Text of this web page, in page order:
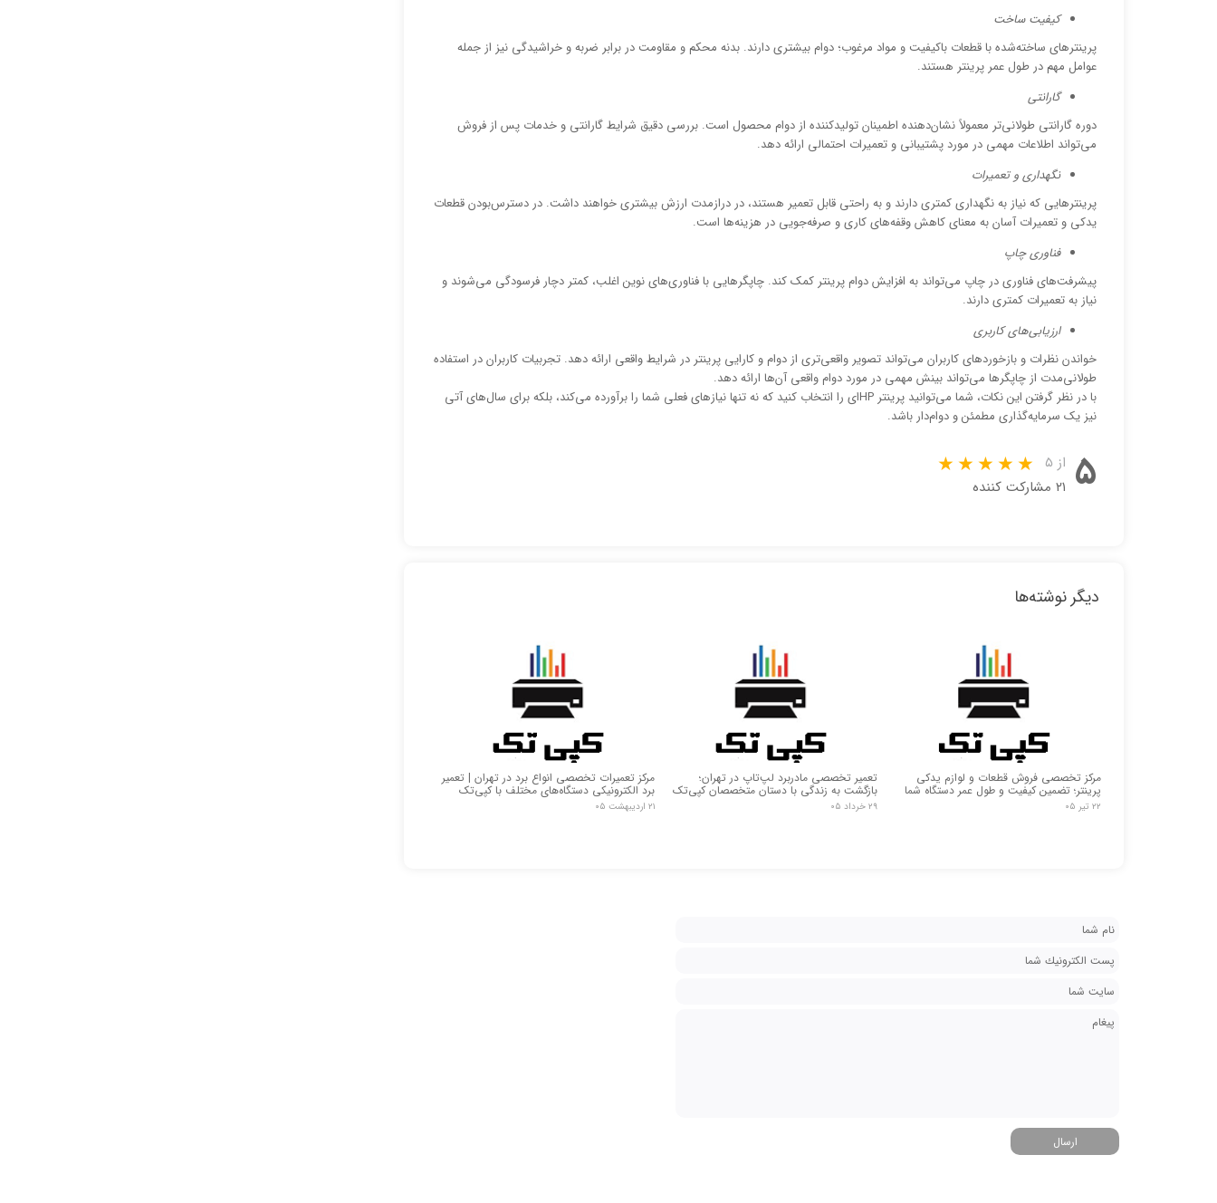
کیفیت ساخت
پرینترهای ساخته‌شده با قطعات باکیفیت و مواد مرغوب؛ دوام بیشتری دارند. بدنه محکم و مقاومت در برابر ضربه و خراشیدگی نیز از جمله
عوامل مهم در طول عمر پرینتر هستند.
گارانتی
دوره گارانتی طولانی‌تر معمولاً نشان‌دهنده اطمینان تولیدکننده از دوام محصول است. بررسی دقیق شرایط گارانتی و خدمات پس از فروش
می‌تواند اطلاعات مهمی در مورد پشتیبانی و تعمیرات احتمالی ارائه دهد.
نگهداری و تعمیرات
پرینترهایی که نیاز به نگهداری کمتری دارند و به راحتی قابل تعمیر هستند، در درازمدت ارزش بیشتری خواهند داشت. در دسترس‌بودن قطعات
یدکی و تعمیرات آسان به معنای کاهش وقفه‌های کاری و صرفه‌جویی در هزینه‌ها است.
فناوری چاپ
پیشرفت‌های فناوری در چاپ می‌تواند به افزایش دوام پرینتر کمک کند. چاپگرهایی با فناوری‌های نوین اغلب، کمتر دچار فرسودگی می‌شوند و
نیاز به تعمیرات کمتری دارند.
ارزیابی‌های کاربری
خواندن نظرات و بازخوردهای کاربران می‌تواند تصویر واقعی‌تری از دوام و کارایی پرینتر در شرایط واقعی ارائه دهد. تجربیات کاربران در استفاده
طولانی‌مدت از چاپگرها می‌تواند بینش مهمی در مورد دوام واقعی آن‌ها ارائه دهد.
با در نظر گرفتن این نکات، شما می‌توانید پرینتر HP‌ای را انتخاب کنید که نه تنها نیازهای فعلی شما را برآورده می‌کند، بلکه برای سال‌های آتی
نیز یک سرمایه‌گذاری مطمئن و دوام‌دار باشد.
۵ از ۵
۲۱ مشارکت کننده
دیگر نوشته‌ها
مرکز تخصصی فروش قطعات و لوازم یدکی
پرینتر؛ تضمین کیفیت و طول عمر دستگاه شما
۲۲ تیر ۰۵
تعمیر تخصصی مادربرد لپ‌تاپ در تهران؛
بازگشت به زندگی با دستان متخصصان کپی‌تک
۲۹ خرداد ۰۵
مرکز تعمیرات تخصصی انواع برد در تهران | تعمیر
برد الکترونیکی دستگاه‌های مختلف با کپی‌تک
۲۱ اردیبهشت ۰۵
ارسال